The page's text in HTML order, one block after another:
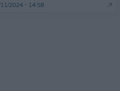
2024 - 14:58